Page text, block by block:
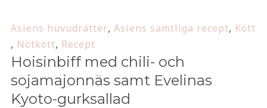
Asiens huvudrätter, Asiens samtliga recept, Kött
, Nötkött, Recept
Hoisinbiff med chili- och
sojamajonnäs samt Evelinas
Kyoto-gurksallad